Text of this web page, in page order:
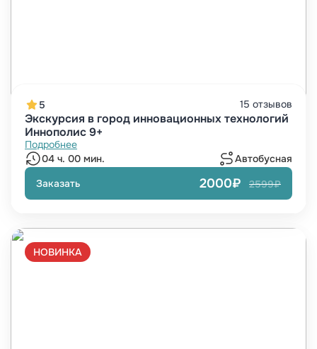
5 15 отзывов
Экскурсия в город инновационных технологий
Иннополис 9+
Подробнее
04 ч. 00 мин.
Автобусная
Заказать
2000₽ 2599₽
НОВИНКА